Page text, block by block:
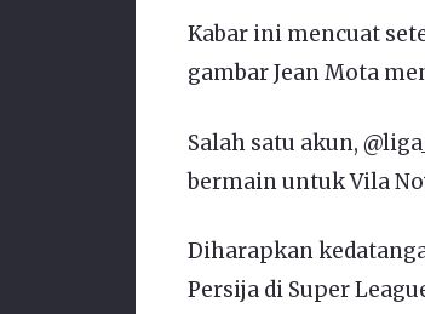
Kabar ini mencuat
gambar Jean Mota
Salah satu akun,
bermain untuk Vila
Diharapkan
Persija di Super